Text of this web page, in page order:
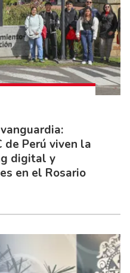
de Perú viven la
digital y
en el Rosario